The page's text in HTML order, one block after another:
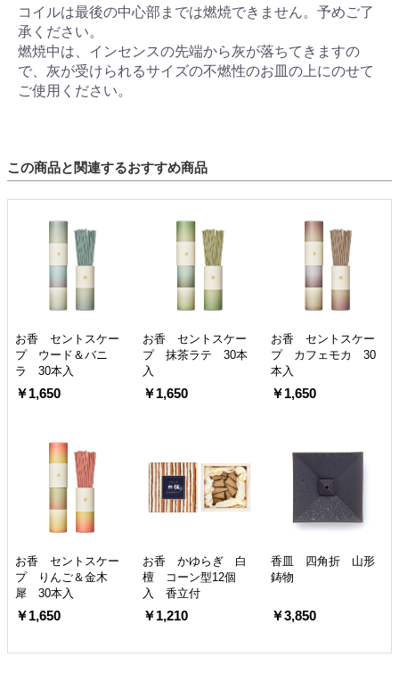
コイルは最後の中心部までは燃焼できません。予めご了
承ください。
燃焼中は、インセンスの先端から灰が落ちてきますの
で、灰が受けられるサイズの不燃性のお皿の上にのせて
ご使用ください。
この商品と関連するおすすめ商品
お香 セントスケー
プ ウード＆バニ
ラ 30本入
￥1,650
お香 セントスケー
プ 抹茶ラテ 30本
入
￥1,650
お香 セントスケー
プ カフェモカ 30
本入
￥1,650
お香 セントスケー
プ りんご＆金木
犀 30本入
￥1,650
お香 かゆらぎ 白
檀 コーン型12個
入 香立付
￥1,210
香皿 四角折 山形
鋳物
￥3,850